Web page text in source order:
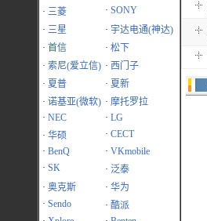
· 三菱 · SONY
· 三星 · 宇达电通(神达)
· 首信 · 松下
· 索尼(爱立信) · 西门子
· 夏普 · 夏新
· 诺基亚(微软) · 摩托罗拉
· NEC · LG
· 华硕 · CECT
· BenQ · VKmobile
· SK · 泛泰
· 奥克斯 · 华为
· Sendo · 酷派